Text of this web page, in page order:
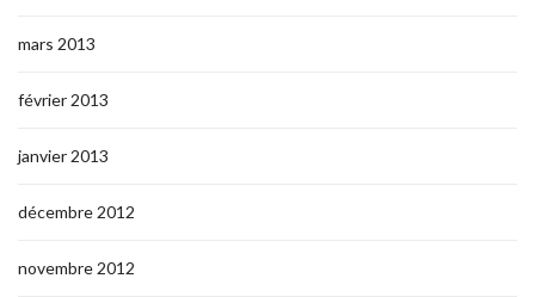
mars 2013
février 2013
janvier 2013
décembre 2012
novembre 2012